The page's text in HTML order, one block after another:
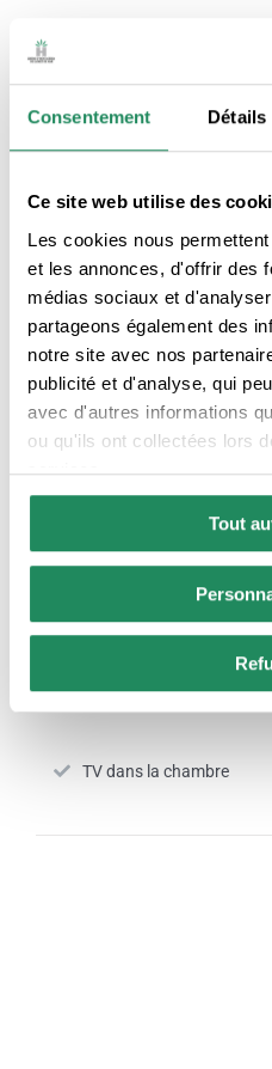
Consentement Détails
Ce site web utilise des
Les cookies nous
et les annonces, d'offrir des
médias sociaux et
partageons également des
notre site avec nos
publicité et d'analyse, qui
avec d'autres informations
ou qu'ils ont collectées lors
services.
Tout
SERVICES DE
Antenne satellite
Les chiens et les petits
animaux sont
autorisés
Service de garde de
titres
Réception 24h
Nº RTC:HG-0,0,2,1,9,2
SERVICES DE
TV dans la chambre